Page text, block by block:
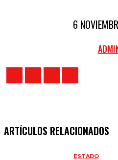
6
ARTÍCULOS RELACIONADOS
ESTADO